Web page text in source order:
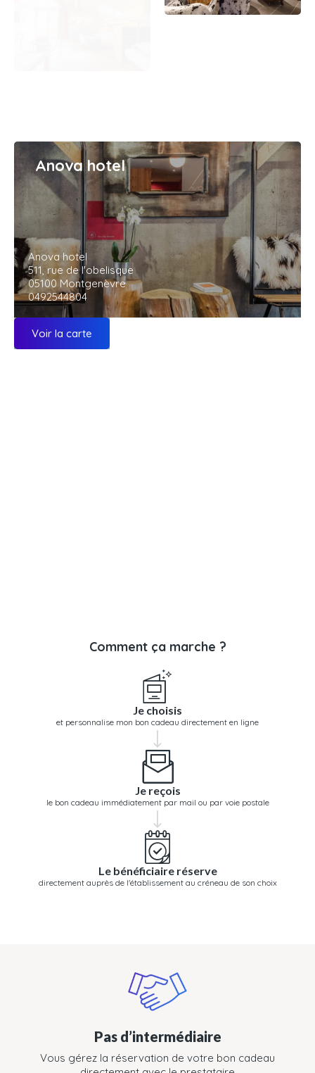
Anova hotel
Anova hotel
511, rue de l'obelisque
05100 Montgenèvre
0492544804
Voir la carte
Comment ça marche ?
Je choisis
et personnalise mon bon cadeau directement en ligne
Je reçois
le bon cadeau immédiatement par mail ou par voie postale
Le bénéficiaire réserve
directement auprès de l'établissement au créneau de son choix
Pas d’intermédiaire
Vous gérez la réservation de votre bon cadeau